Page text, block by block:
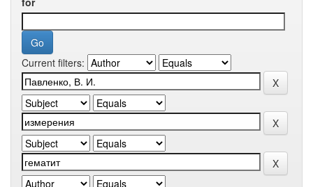
Current filters: